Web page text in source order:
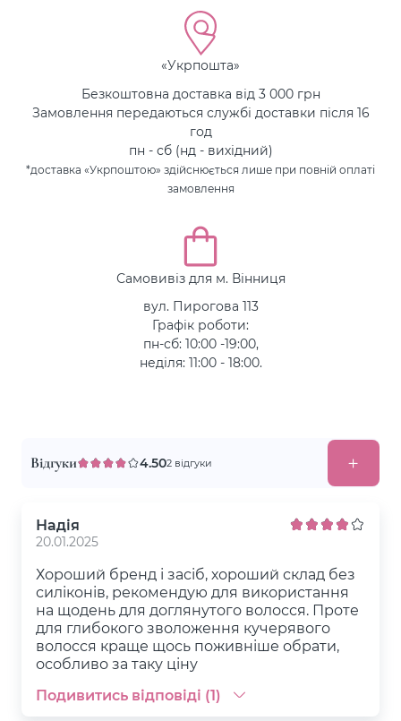
«Укрпошта»
Безкоштовна доставка від 3 000 грн
Замовлення передаються службі доставки після 16
год
пн - сб (нд - вихідний)
*доставка «Укрпоштою» здійснюється лише при повній оплаті
замовлення
Самовивіз для м. Вінниця
вул. Пирогова 113
Графік роботи:
пн-сб: 10:00 -19:00,
неділя: 11:00 - 18:00.
Відгуки 4.502 відгуки
Надія
20.01.2025
Хороший бренд і засіб, хороший склад без
силіконів, рекомендую для використання
на щодень для доглянутого волосся. Проте
для глибокого зволоження кучерявого
волосся краще щось поживніше обрати,
особливо за таку ціну
Подивитись відповіді (1)